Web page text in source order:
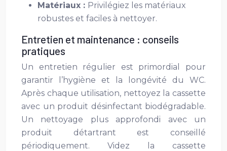
Matériaux : Privilégiez les matériaux
robustes et faciles à nettoyer.
Entretien et maintenance : conseils
pratiques
Un entretien régulier est primordial pour
garantir l’hygiène et la longévité du WC.
Après chaque utilisation, nettoyez la cassette
avec un produit désinfectant biodégradable.
Un nettoyage plus approfondi avec un
produit détartrant est conseillé
périodiquement. Videz la cassette